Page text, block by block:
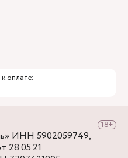
оплате:
ИНН 5902059749,
28.05.21